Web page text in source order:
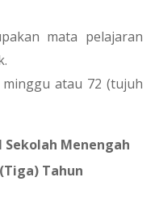
mata pelajaran
minggu atau 72 (tujuh
Menengah
Tahun